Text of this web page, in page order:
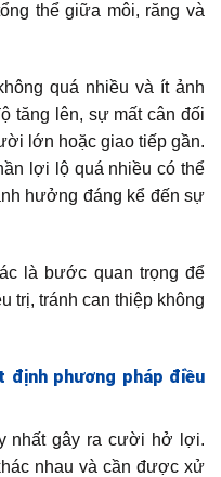
thể giữa môi, răng và
quá nhiều và ít ảnh
tăng lên, sự mất cân đối
lớn hoặc giao tiếp gần.
lợi lộ quá nhiều có thể
hưởng đáng kể đến sự
là bước quan trọng để
trị, tránh can thiệp không
định phương pháp điều
nhất gây ra cười hở lợi.
nhau và cần được xử